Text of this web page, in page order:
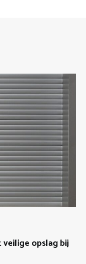
opslag bij